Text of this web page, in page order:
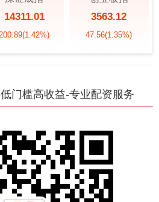
14311.01
200.89(1.42%)
3563.12
47.56(1.35%)
门槛高收益-专业配资服务